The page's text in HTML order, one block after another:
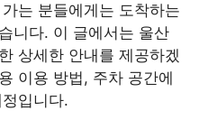
는 분들에게는 도착하는
니다. 이 글에서는 울산
상세한 안내를 제공하겠
이용 방법, 주차 공간에
입니다.